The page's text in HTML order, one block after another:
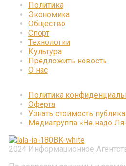
Политика
Экономика
Общество
Спорт
Технологии
Культура
Предложить новость
О нас
2024 Информационное
Политика
Оферта
Узнать стоимость
Медиагруппа «Не надо